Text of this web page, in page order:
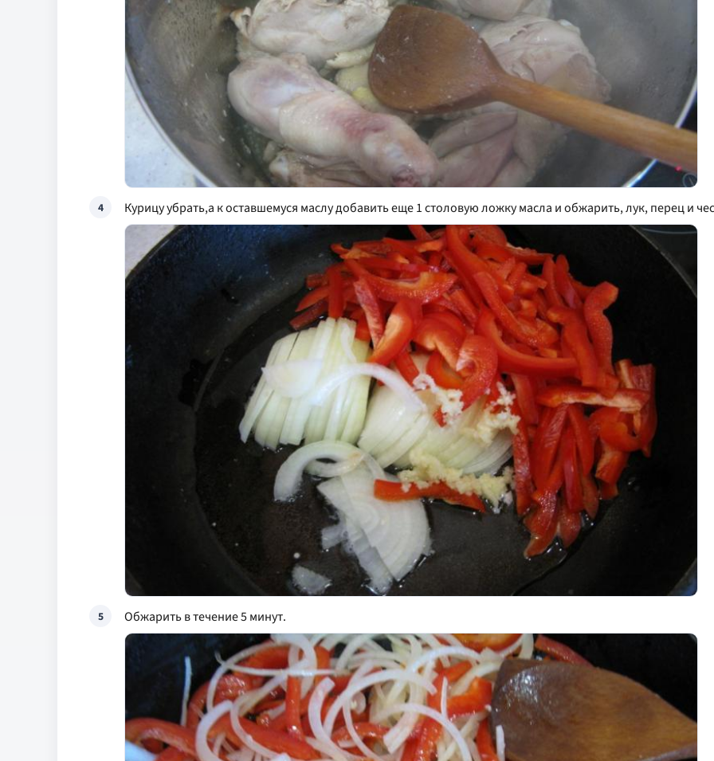
4 Курицу убрать,а к оставшемуся маслу добавить еще 1 столовую ложку масла и обжарить, лук, перец и
5 Обжарить в течение 5 минут.